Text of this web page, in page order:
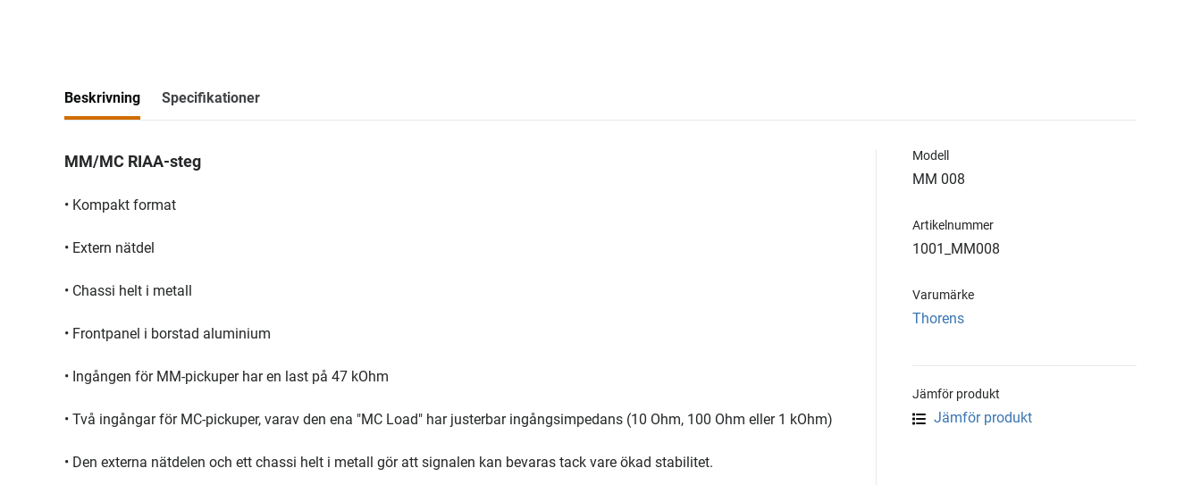
Beskrivning Specifikationer
MM/MC RIAA-steg
• Kompakt format
• Extern nätdel
• Chassi helt i metall
• Frontpanel i borstad aluminium
• Ingången för MM-pickuper har en last på 47 kOhm
• Två ingångar för MC-pickuper, varav den ena "MC Load" har justerbar ingångsimpedans (10 Ohm, 100 Ohm eller 1 kOhm)
• Den externa nätdelen och ett chassi helt i metall gör att signalen kan bevaras tack vare ökad stabilitet.
Modell
MM 008
Artikelnummer
1001_MM008
Varumärke
Thorens
Jämför produkt
Jämför produkt